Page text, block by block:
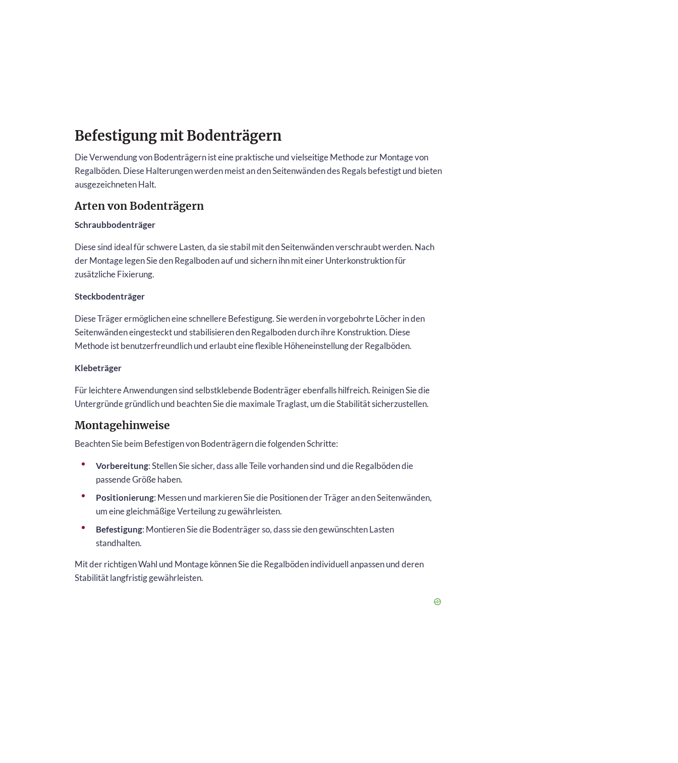
Befestigung mit Bodenträgern
Die Verwendung von Bodenträgern ist eine praktische und vielseitige Methode zur Montage von
Regalböden. Diese Halterungen werden meist an den Seitenwänden des Regals befestigt und bieten
ausgezeichneten Halt.
Arten von Bodenträgern
Schraubbodenträger
Diese sind ideal für schwere Lasten, da sie stabil mit den Seitenwänden verschraubt werden. Nach
der Montage legen Sie den Regalboden auf und sichern ihn mit einer Unterkonstruktion für
zusätzliche Fixierung.
Steckbodenträger
Diese Träger ermöglichen eine schnellere Befestigung. Sie werden in vorgebohrte Löcher in den
Seitenwänden eingesteckt und stabilisieren den Regalboden durch ihre Konstruktion. Diese
Methode ist benutzerfreundlich und erlaubt eine flexible Höheneinstellung der Regalböden.
Klebeträger
Für leichtere Anwendungen sind selbstklebende Bodenträger ebenfalls hilfreich. Reinigen Sie die
Untergründe gründlich und beachten Sie die maximale Traglast, um die Stabilität sicherzustellen.
Montagehinweise
Beachten Sie beim Befestigen von Bodenträgern die folgenden Schritte:
Vorbereitung: Stellen Sie sicher, dass alle Teile vorhanden sind und die Regalböden die
passende Größe haben.
Positionierung: Messen und markieren Sie die Positionen der Träger an den Seitenwänden,
um eine gleichmäßige Verteilung zu gewährleisten.
Befestigung: Montieren Sie die Bodenträger so, dass sie den gewünschten Lasten
standhalten.
Mit der richtigen Wahl und Montage können Sie die Regalböden individuell anpassen und deren
Stabilität langfristig gewährleisten.